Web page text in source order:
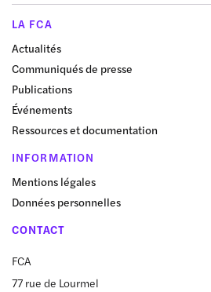
LA FCA
Actualités
Communiqués de presse
Publications
Événements
Ressources et documentation
INFORMATION
Mentions légales
Données personnelles
CONTACT
FCA
77 rue de Lourmel